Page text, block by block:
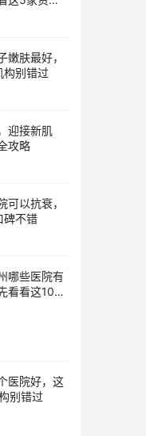
嫩肤最好，
构别错过
迎接新肌
攻略
可以抗衰，
碑不错
哪些医院有
看看这10家
医院好，这
别错过